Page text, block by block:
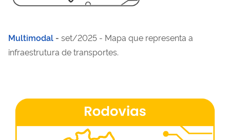
Multimodal - set/2025 - Mapa que representa a
infraestrutura de transportes.